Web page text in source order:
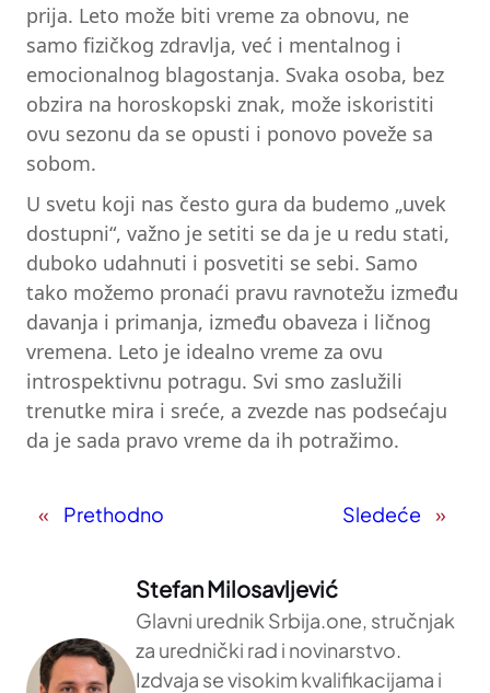
prija. Leto može biti vreme za obnovu, ne
samo fizičkog zdravlja, već i mentalnog i
emocionalnog blagostanja. Svaka osoba, bez
obzira na horoskopski znak, može iskoristiti
ovu sezonu da se opusti i ponovo poveže sa
sobom.
U svetu koji nas često gura da budemo „uvek
dostupni“, važno je setiti se da je u redu stati,
duboko udahnuti i posvetiti se sebi. Samo
tako možemo pronaći pravu ravnotežu između
davanja i primanja, između obaveza i ličnog
vremena. Leto je idealno vreme za ovu
introspektivnu potragu. Svi smo zaslužili
trenutke mira i sreće, a zvezde nas podsećaju
da je sada pravo vreme da ih potražimo.
« Prethodno Sledeće »
Stefan Milosavljević
Glavni urednik Srbija.one, stručnjak
za urednički rad i novinarstvo.
Izdvaja se visokim kvalifikacijama i